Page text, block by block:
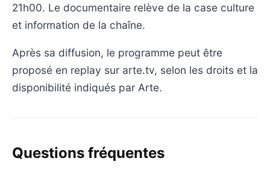
21h00. Le documentaire relève de la case culture
et information de la chaîne.
Après sa diffusion, le programme peut être
proposé en replay sur arte.tv, selon les droits et la
disponibilité indiqués par Arte.
Questions fréquentes